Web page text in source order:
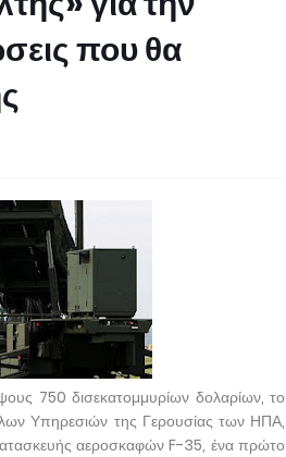
που θα
750 δισεκατομμυρίων δολαρίων, το
Υπηρεσιών της Γερουσίας των ΗΠΑ,
αεροσκαφών F-35, ένα πρώτο